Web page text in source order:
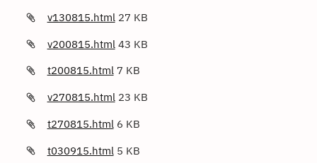
v130815.html 27 KB
v200815.html 43 KB
t200815.html 7 KB
v270815.html 23 KB
t270815.html 6 KB
t030915.html 5 KB